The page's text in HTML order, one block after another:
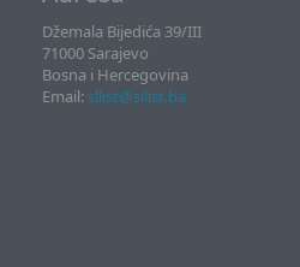
Džemala Bijedića 39/III
71000 Sarajevo
Bosna i Hercegovina
Email: sllist@sllist.ba